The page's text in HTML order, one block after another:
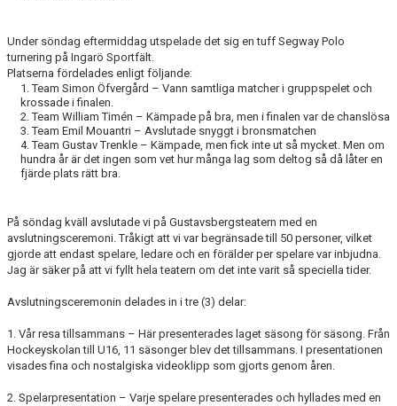
Under söndag eftermiddag utspelade det sig en tuff Segway Polo
turnering på Ingarö Sportfält.
Platserna fördelades enligt följande:
1. Team Simon Öfvergård – Vann samtliga matcher i gruppspelet och
krossade i finalen.
2. Team William Timén – Kämpade på bra, men i finalen var de chanslösa
3. Team Emil Mouantri – Avslutade snyggt i bronsmatchen
4. Team Gustav Trenkle – Kämpade, men fick inte ut så mycket. Men om
hundra år är det ingen som vet hur många lag som deltog så då låter en
fjärde plats rätt bra.
På söndag kväll avslutade vi på Gustavsbergsteatern med en
avslutningsceremoni. Tråkigt att vi var begränsade till 50 personer, vilket
gjorde att endast spelare, ledare och en förälder per spelare var inbjudna.
Jag är säker på att vi fyllt hela teatern om det inte varit så speciella tider.
Avslutningsceremonin delades in i tre (3) delar:
1. Vår resa tillsammans – Här presenterades laget säsong för säsong. Från
Hockeyskolan till U16, 11 säsonger blev det tillsammans. I presentationen
visades fina och nostalgiska videoklipp som gjorts genom åren.
2. Spelarpresentation – Varje spelare presenterades och hyllades med en